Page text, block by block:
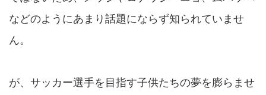
などのようにあまり話題にならず知られていませ
ん。
が、サッカー選手を目指す子供たちの夢を膨らませ